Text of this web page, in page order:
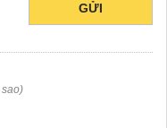
GỬI
sao)